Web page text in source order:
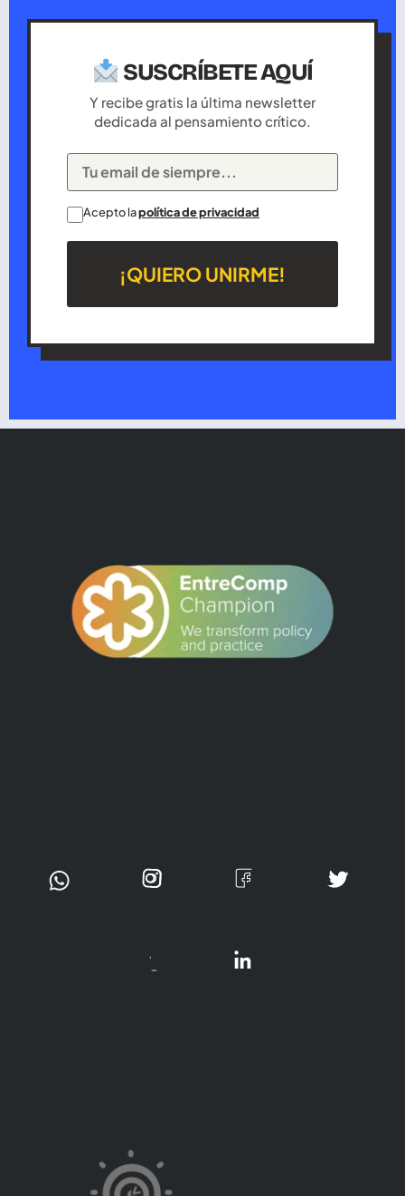
SUSCRÍBETE AQUÍ
Y recibe gratis la última newsletter
dedicada al pensamiento crítico.
Acepto lapolítica de privacidad
¡QUIERO UNIRME!